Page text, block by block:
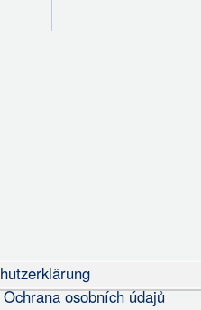
Ochrana osobních údajů